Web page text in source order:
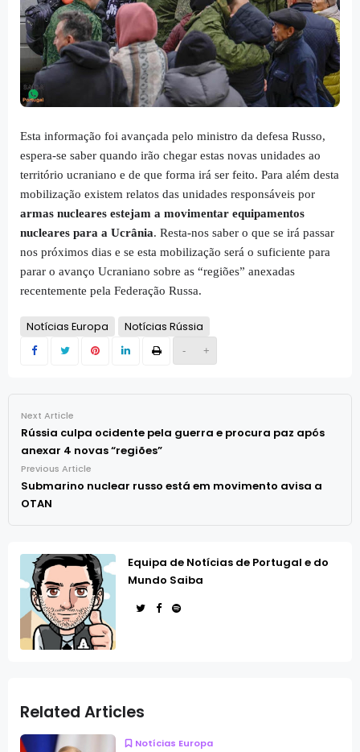
- +
Esta informação foi avançada pelo ministro da defesa Russo,
espera-se saber quando irão chegar estas novas unidades ao
território ucraniano e de que forma irá ser feito. Para além desta
mobilização existem relatos das unidades responsáveis por
armas nucleares estejam a movimentar equipamentos
nucleares para a Ucrânia. Resta-nos saber o que se irá passar
nos próximos dias e se esta mobilização será o suficiente para
parar o avanço Ucraniano sobre as “regiões” anexadas
recentemente pela Federação Russa.
Notícias Europa Notícias Rússia
Next Article
Rússia culpa ocidente pela guerra e procura paz após
anexar 4 novas “regiões”
Previous Article
Submarino nuclear russo está em movimento avisa a
OTAN
Equipa de Notícias de Portugal e do
Mundo Saiba
Related Articles
Notícias Europa